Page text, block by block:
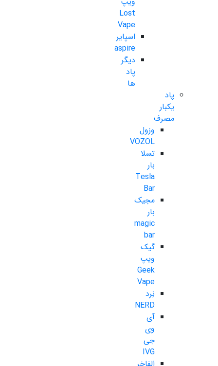
Lost
Vape
اسپایر
aspire
دیگر
پاد
ها
پاد
یکبار
مصرف
وزول
VOZOL
تسلا
بار
Tesla
Bar
مجیک
بار
magic
bar
گیک
ویپ
Geek
Vape
نِرد
NERD
آی
وی
جی
IVG